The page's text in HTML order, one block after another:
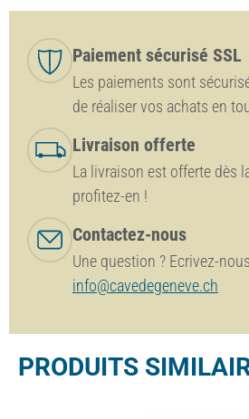
Paiement sécurisé SSL
Les paiements sont
de réaliser vos achats en
Livraison offerte
La livraison est offerte dès
profitez-en !
Contactez-nous
Une question ? Ecrivez-
info@cavedegeneve.ch
PRODUITS